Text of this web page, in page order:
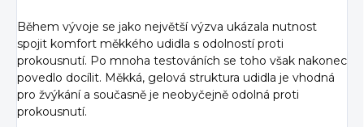
Během vývoje se jako největší výzva ukázala nutnost
spojit komfort měkkého udidla s odolností proti
prokousnutí. Po mnoha testováních se toho však nakonec
povedlo docílit. Měkká, gelová struktura udidla je vhodná
pro žvýkání a současně je neobyčejně odolná proti
prokousnutí.